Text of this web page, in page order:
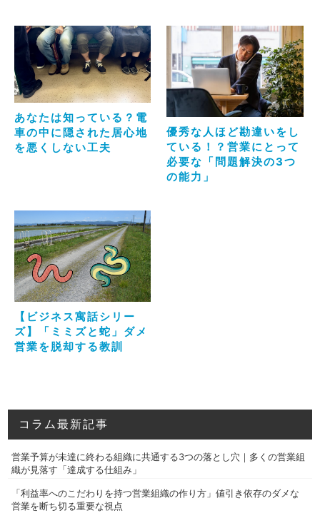
あなたは知っている？電
車の中に隠された居心地
を悪くしない工夫
優秀な人ほど勘違いをし
ている！？営業にとって
必要な「問題解決の3つ
の能力」
【ビジネス寓話シリー
ズ】「ミミズと蛇」ダメ
営業を脱却する教訓
コラム最新記事
営業予算が未達に終わる組織に共通する3つの落とし穴｜多くの営業組
織が見落す「達成する仕組み」
「利益率へのこだわりを持つ営業組織の作り方」値引き依存のダメな
営業を断ち切る重要な視点